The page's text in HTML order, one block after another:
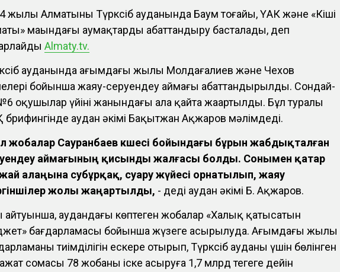
жылы Алматының Түрксіб ауданында Баум тоғайы, ҮАК және «Кіші
маңындағы аумақтарды абаттандыру басталады, деп
Almaty.tv.
ауданында ағымдағы жылы Молдағалиев және Чехов
бойынша жаяу-серуендеу аймағы абаттандырылды. Сондай-
оқушылар үйінің жанындағы алаң қайта жаңартылды. Бұл туралы
брифингінде аудан әкімі Бақытжан Ақжаров мәлімдеді.
жобалар Сауранбаев көшесі бойындағы бұрын жабдықталған
аймағының қисынды жалғасы болды. Сонымен қатар
алаңына субұрқақ, суару жүйесі орнатылып, жаяу
жолы жаңартылды, - деді аудан әкімі Б. Ақжаров.
айтуынша, аудандағы көптеген жобалар «Халық қатысатын
бағдарламасы бойынша жүзеге асырылуда. Ағымдағы жылы
тиімділігін ескере отырып, Түрксіб ауданы үшін бөлінген
сомасы 78 жобаны іске асыруға 1,7 млрд теңгеге дейін